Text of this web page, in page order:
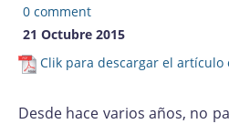
0 comment
21 Octubre 2015
Clik para descargar el artículo
Desde hace varios años, no